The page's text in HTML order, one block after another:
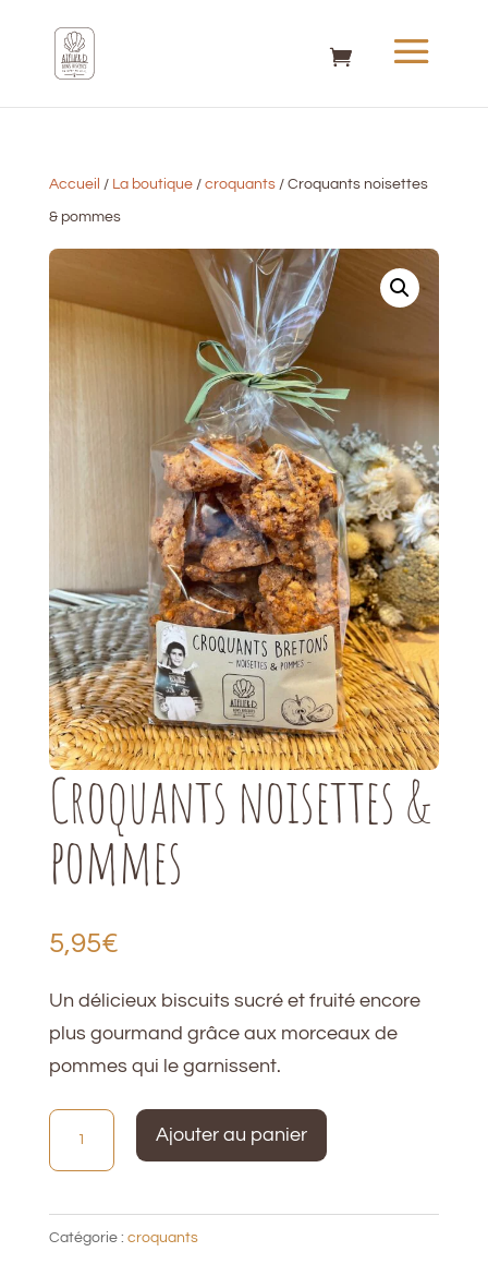
Accueil / La boutique/ croquants/ Croquants noisettes
& pommes
Croquants noisettes &
pommes
5,95€
Un délicieux biscuits sucré et fruité encore
plus gourmand grâce aux morceaux de
pommes qui le garnissent.
quantité
noisettes
Ajouter au panier
Catégorie : croquants